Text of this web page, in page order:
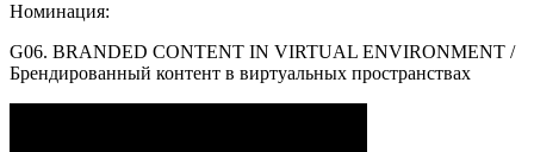
Номинация:
G06. BRANDED CONTENT IN VIRTUAL ENVIRONMENT /
Брендированный контент в виртуальных пространствах